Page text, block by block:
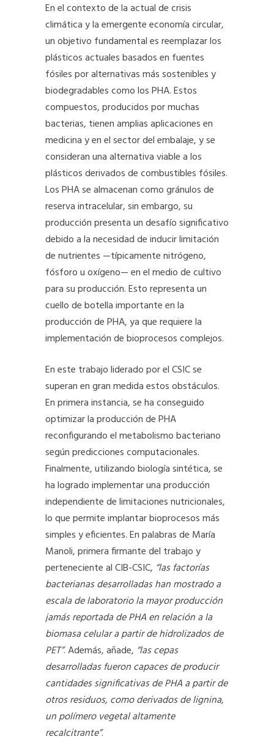
En el contexto de la actual de crisis
climática y la emergente economía circular,
un objetivo fundamental es reemplazar los
plásticos actuales basados en fuentes
fósiles por alternativas más sostenibles y
biodegradables como los PHA. Estos
compuestos, producidos por muchas
bacterias, tienen amplias aplicaciones en
medicina y en el sector del embalaje, y se
consideran una alternativa viable a los
plásticos derivados de combustibles fósiles.
Los PHA se almacenan como gránulos de
reserva intracelular, sin embargo, su
producción presenta un desafío significativo
debido a la necesidad de inducir limitación
de nutrientes —típicamente nitrógeno,
fósforo u oxígeno— en el medio de cultivo
para su producción. Esto representa un
cuello de botella importante en la
producción de PHA, ya que requiere la
implementación de bioprocesos complejos.
En este trabajo liderado por el CSIC se
superan en gran medida estos obstáculos.
En primera instancia, se ha conseguido
optimizar la producción de PHA
reconfigurando el metabolismo bacteriano
según predicciones computacionales.
Finalmente, utilizando biología sintética, se
ha logrado implementar una producción
independiente de limitaciones nutricionales,
lo que permite implantar bioprocesos más
simples y eficientes. En palabras de María
Manoli, primera firmante del trabajo y
perteneciente al CIB-CSIC, “las factorías
bacterianas desarrolladas han mostrado a
escala de laboratorio la mayor producción
jamás reportada de PHA en relación a la
biomasa celular a partir de hidrolizados de
PET”. Además, añade, “las cepas
desarrolladas fueron capaces de producir
cantidades significativas de PHA a partir de
otros residuos, como derivados de lignina,
un polímero vegetal altamente
recalcitrante”.